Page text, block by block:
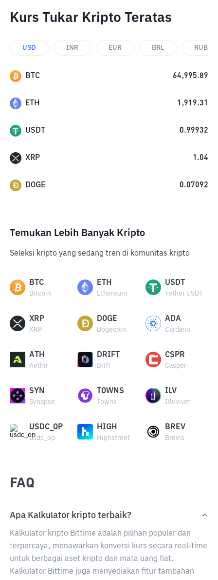
Kurs Tukar Kripto Teratas
USD INR EUR BRL RUB
BTC 64,995.89
ETH 1,919.31
USDT 0.99932
XRP 1.04
DOGE 0.07092
Temukan Lebih Banyak Kripto
Seleksi kripto yang sedang tren di komunitas kripto
BTC
Bitcoin
ETH
Ethereum
USDT
Tether USDT
XRP
XRP
DOGE
Dogecoin
ADA
Cardano
ATH
Aethir
DRIFT
Drift
CSPR
Casper
SYN
Synapse
TOWNS
Towns
ILV
Illuvium
USDC_OP
usdc_op
HIGH
Highstreet
BREV
Brevis
FAQ
Apa Kalkulator kripto terbaik?
Kalkulator kripto Bittime adalah pilihan populer dan
terpercaya, menawarkan konversi kurs secara real-time
untuk berbagai aset kripto dan mata uang fiat.
Kalkulator Bittime juga menyediakan fitur tambahan